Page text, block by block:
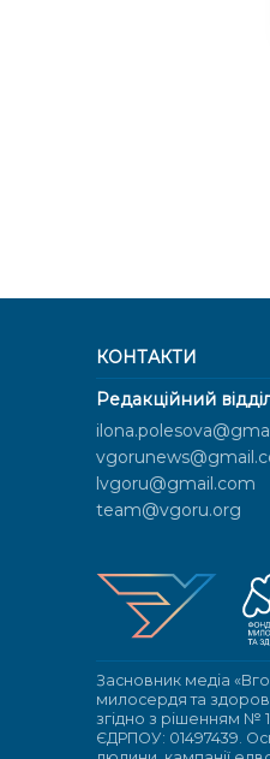
КОНТАКТИ
Редакційний
lvgoru@gmail.com
team@vgoru.org
Засновник медіа
милосердя та
згідно з рішенням №
ЄДРПОУ: 01497439.